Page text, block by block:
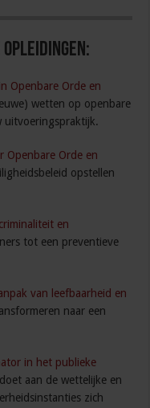
opleidingen:
Openbare Orde en
wetten op openbare
uitvoeringspraktijk.
Openbare Orde en
opstellen
en
tot een preventieve
van leefbaarheid en
naar een
in het publieke
aan de wettelijke en
zich